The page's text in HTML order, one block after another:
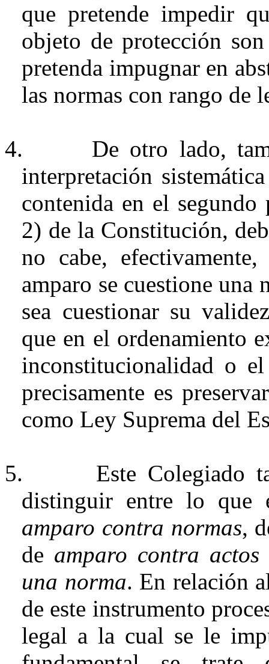
que pretende impedir
objeto de protección
pretenda impugnar en
las normas con rango de
4.
De otro lado,
interpretación
contenida en el
2) de la Constitución,
no cabe,
amparo se cuestione una
sea cuestionar su
que en el ordenamiento
inconstitucionalidad o
precisamente es
como Ley Suprema del
5.
Este Colegiado
distinguir entre lo que
amparo contra normas,
de amparo contra
una norma. En relación
de este instrumento
legal a la cual se le